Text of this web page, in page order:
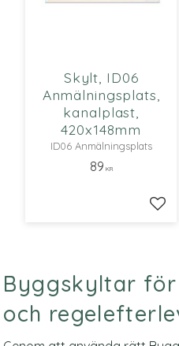
Skylt, ID06
Anmälningsplats,
kanalplast,
420x148mm
ID06 Anmälningsplats
89 KR
Byggskyltar
och